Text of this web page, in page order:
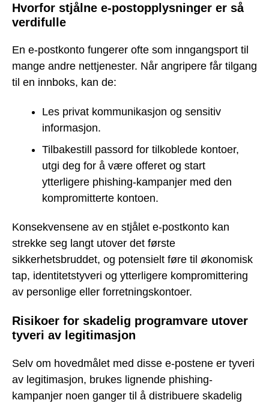
Hvorfor stjålne e-postopplysninger er så
verdifulle
En e-postkonto fungerer ofte som inngangsport til
mange andre nettjenester. Når angripere får tilgang
til en innboks, kan de:
Les privat kommunikasjon og sensitiv
informasjon.
Tilbakestill passord for tilkoblede kontoer,
utgi deg for å være offeret og start
ytterligere phishing-kampanjer med den
kompromitterte kontoen.
Konsekvensene av en stjålet e-postkonto kan
strekke seg langt utover det første
sikkerhetsbruddet, og potensielt føre til økonomisk
tap, identitetstyveri og ytterligere kompromittering
av personlige eller forretningskontoer.
Risikoer for skadelig programvare utover
tyveri av legitimasjon
Selv om hovedmålet med disse e-postene er tyveri
av legitimasjon, brukes lignende phishing-
kampanjer noen ganger til å distribuere skadelig